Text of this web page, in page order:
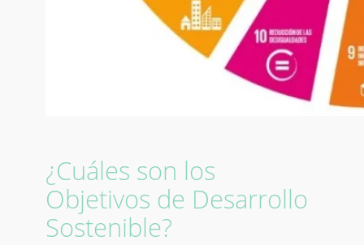
¿Cuáles son los
Objetivos de Desarrollo
Sostenible?